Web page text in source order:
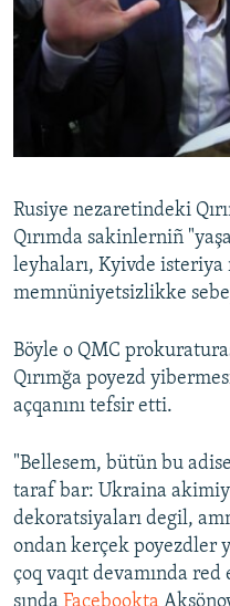
FİKİR
Русский
Українською
RFE/RS bütün saytları
Rusiye nezaretindeki
Qırımda sakinlerniñ
leyhaları, Kyivde isteriya
memnüniyetsizlikke
Böyle o QMC
Qırımğa poyezd
açqanını tefsir etti.
"Bellesem, bütün bu
taraf bar: Ukraina
dekoratsiyaları degil,
ondan kerçek poyezdler
çoq vaqıt devamında